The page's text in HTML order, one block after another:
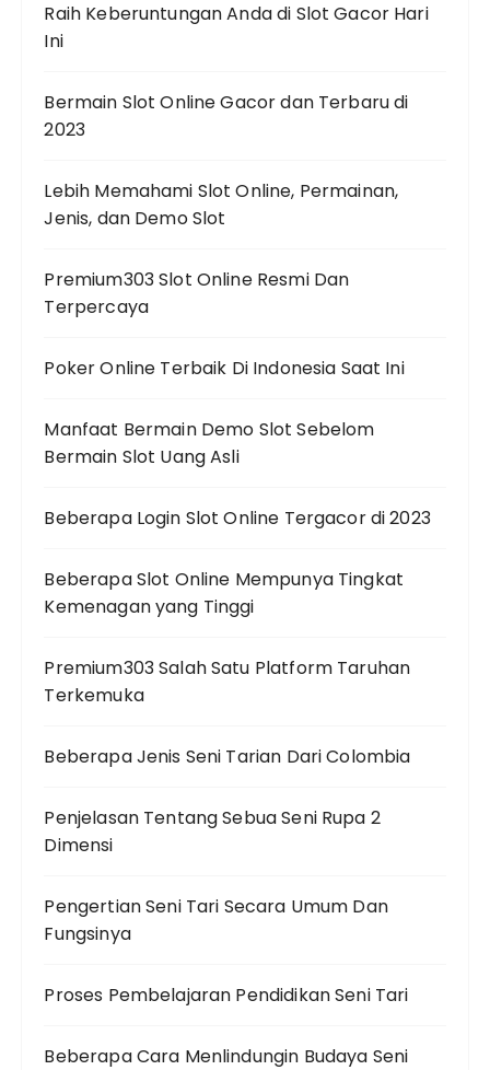
Raih Keberuntungan Anda di Slot Gacor Hari
Ini
Bermain Slot Online Gacor dan Terbaru di
2023
Lebih Memahami Slot Online, Permainan,
Jenis, dan Demo Slot
Premium303 Slot Online Resmi Dan
Terpercaya
Poker Online Terbaik Di Indonesia Saat Ini
Manfaat Bermain Demo Slot Sebelom
Bermain Slot Uang Asli
Beberapa Login Slot Online Tergacor di 2023
Beberapa Slot Online Mempunya Tingkat
Kemenagan yang Tinggi
Premium303 Salah Satu Platform Taruhan
Terkemuka
Beberapa Jenis Seni Tarian Dari Colombia
Penjelasan Tentang Sebua Seni Rupa 2
Dimensi
Pengertian Seni Tari Secara Umum Dan
Fungsinya
Proses Pembelajaran Pendidikan Seni Tari
Beberapa Cara Menlindungin Budaya Seni